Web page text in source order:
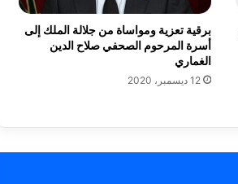
برقية تعزية ومواساة من جلالة الملك إلى
أسرة المرحوم الصحفي صلاح الدين
الغماري
12 ديسمبر، 2020